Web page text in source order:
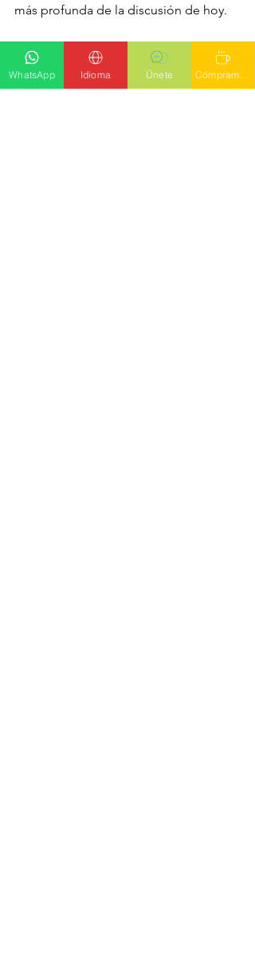
más profunda de la discusión de hoy.
Cómo EE. UU. ejecutó una “misión de
rescate milagrosa” detrás de las líneas
enemigas
WhatsApp Idioma Únete